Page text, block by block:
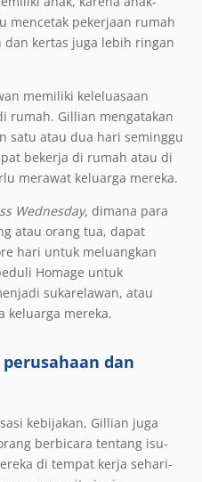
mencetak pekerjaan rumah
dan kertas juga lebih ringan
memiliki keleluasaan
rumah. Gillian mengatakan
satu atau dua hari seminggu
bekerja di rumah atau di
merawat keluarga mereka.
Wednesday, dimana para
atau orang tua, dapat
hari untuk meluangkan
Homage untuk
sukarelawan, atau
keluarga mereka.
dan
kebijakan, Gillian juga
berbicara tentang isu-
di tempat kerja sehari-